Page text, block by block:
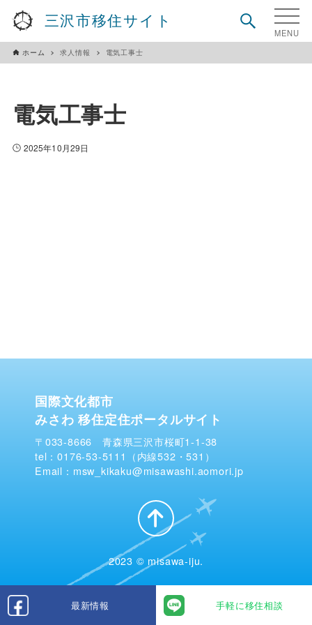
三沢市移住サイト
最新情報 手軽に移住相談
ホーム 求人情報 電気工事士
電気工事士
2025年10月29日
国際文化都市
みさわ 移住定住ポータルサイト
〒033-8666 青森県三沢市桜町1-1-38
tel：0176-53-5111（内線532・531）
Email：msw_kikaku@misawashi.aomori.jp
2023 © misawa-iju.